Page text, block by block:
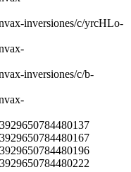
-inversiones/c/yrcHLo-
-
-inversiones/c/b-
-